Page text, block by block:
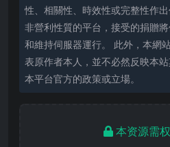
性、相關性、時效性或完整性作
非營利性質的平台，接受的捐贈
和維持伺服器運行。 此外，本網
表原作者本人，並不必然反映本
本平台官方的政策或立場。
本资源需